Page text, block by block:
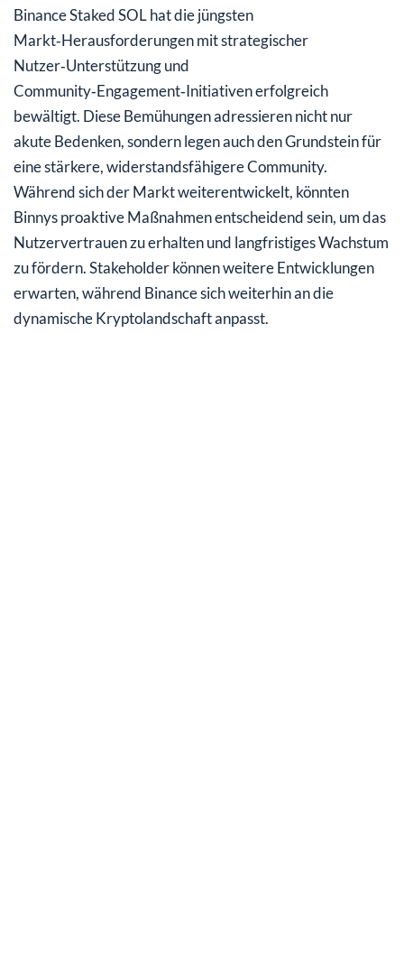
Binance Staked SOL hat die jüngsten
Markt‑Herausforderungen mit strategischer
Nutzer‑Unterstützung und
Community‑Engagement‑Initiativen erfolgreich
bewältigt. Diese Bemühungen adressieren nicht nur
akute Bedenken, sondern legen auch den Grundstein für
eine stärkere, widerstandsfähigere Community.
Während sich der Markt weiterentwickelt, könnten
Binnys proaktive Maßnahmen entscheidend sein, um das
Nutzervertrauen zu erhalten und langfristiges Wachstum
zu fördern. Stakeholder können weitere Entwicklungen
erwarten, während Binance sich weiterhin an die
dynamische Kryptolandschaft anpasst.